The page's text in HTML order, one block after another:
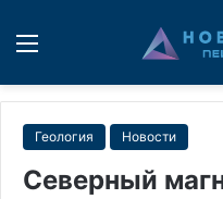
Геология Новости
Северный